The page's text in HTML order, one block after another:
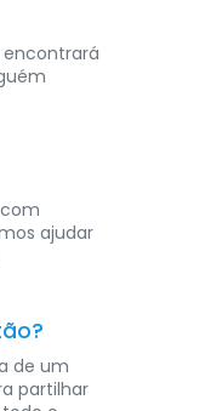
encontrará
ajudar
de um
partilhar